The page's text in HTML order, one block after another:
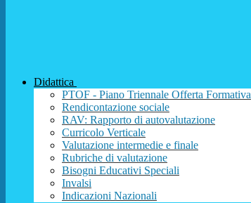
Didattica
PTOF - Piano Triennale Offerta Formativa
Rendicontazione sociale
RAV: Rapporto di autovalutazione
Curricolo Verticale
Valutazione intermedie e finale
Rubriche di valutazione
Bisogni Educativi Speciali
Invalsi
Indicazioni Nazionali